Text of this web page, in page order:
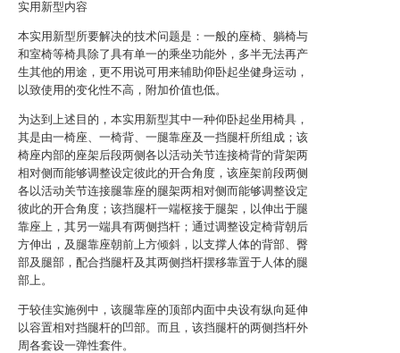
实用新型内容
本实用新型所要解决的技术问题是：一般的座椅、躺椅与
和室椅等椅具除了具有单一的乘坐功能外，多半无法再产
生其他的用途，更不用说可用来辅助仰卧起坐健身运动，
以致使用的变化性不高，附加价值也低。
为达到上述目的，本实用新型其中一种仰卧起坐用椅具，
其是由一椅座、一椅背、一腿靠座及一挡腿杆所组成；该
椅座内部的座架后段两侧各以活动关节连接椅背的背架两
相对侧而能够调整设定彼此的开合角度，该座架前段两侧
各以活动关节连接腿靠座的腿架两相对侧而能够调整设定
彼此的开合角度；该挡腿杆一端枢接于腿架，以伸出于腿
靠座上，其另一端具有两侧挡杆；通过调整设定椅背朝后
方伸出，及腿靠座朝前上方倾斜，以支撑人体的背部、臀
部及腿部，配合挡腿杆及其两侧挡杆摆移靠置于人体的腿
部上。
于较佳实施例中，该腿靠座的顶部内面中央设有纵向延伸
以容置相对挡腿杆的凹部。而且，该挡腿杆的两侧挡杆外
周各套设一弹性套件。